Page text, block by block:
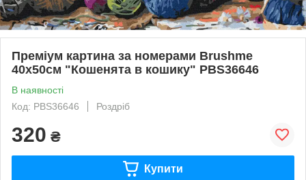
Преміум картина за номерами Brushme
40x50см "Кошенята в кошику" PBS36646
В наявності
Код: PBS36646
Роздріб
320 ₴
Купити